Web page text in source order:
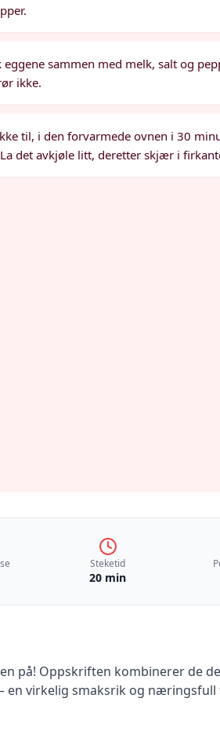
eggene sammen med melk, salt og
ikke.
til, i den forvarmede ovnen i 30
det avkjøle litt, deretter skjær i
Steketid
20 min
på! Oppskriften kombinerer de
virkelig smaksrik og næringsfull